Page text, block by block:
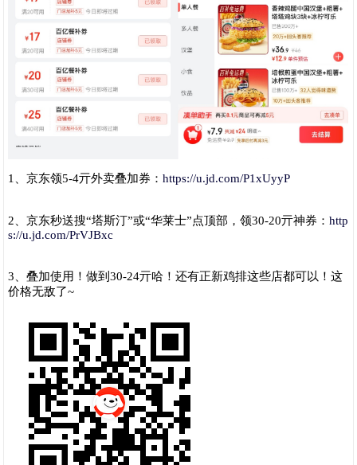
1、京东领5-4亓外卖叠加券：https://u.jd.com/P1xUyyP
2、京东秒送搜“塔斯汀”或“华莱士”点顶部，领30-20亓神券：http
s://u.jd.com/PrVJBxc
3、叠加使用！做到30-24亓哈！还有正新鸡排这些店都可以！这
价格无敌了~